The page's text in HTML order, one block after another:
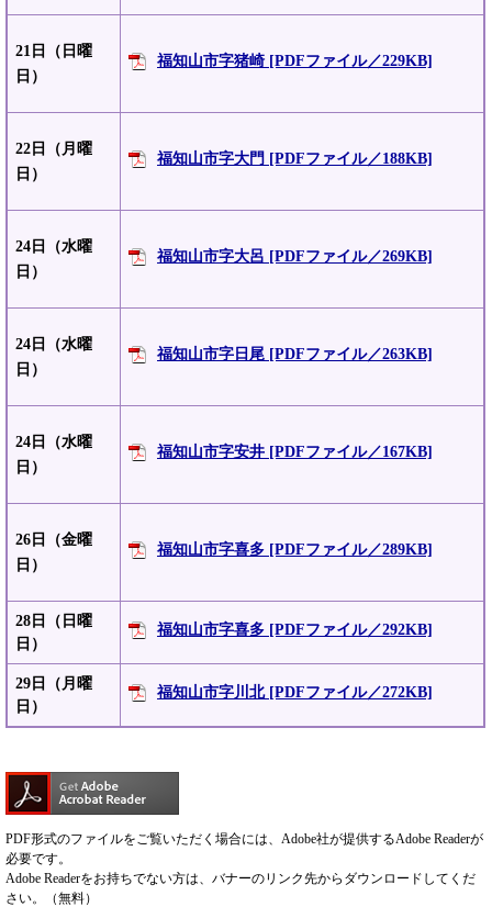
21日（日曜
日）
福知山市字猪崎 [PDFファイル／229KB]
22日（月曜
日）
福知山市字大門 [PDFファイル／188KB]
24日（水曜
日）
福知山市字大呂 [PDFファイル／269KB]
24日（水曜
日）
福知山市字日尾 [PDFファイル／263KB]
24日（水曜
日）
福知山市字安井 [PDFファイル／167KB]
26日（金曜
日）
福知山市字喜多 [PDFファイル／289KB]
28日（日曜
日）
福知山市字喜多 [PDFファイル／292KB]
29日（月曜
日）
福知山市字川北 [PDFファイル／272KB]
PDF形式のファイルをご覧いただく場合には、Adobe社が提供するAdobe Readerが
必要です。
Adobe Readerをお持ちでない方は、バナーのリンク先からダウンロードしてくだ
さい。（無料）